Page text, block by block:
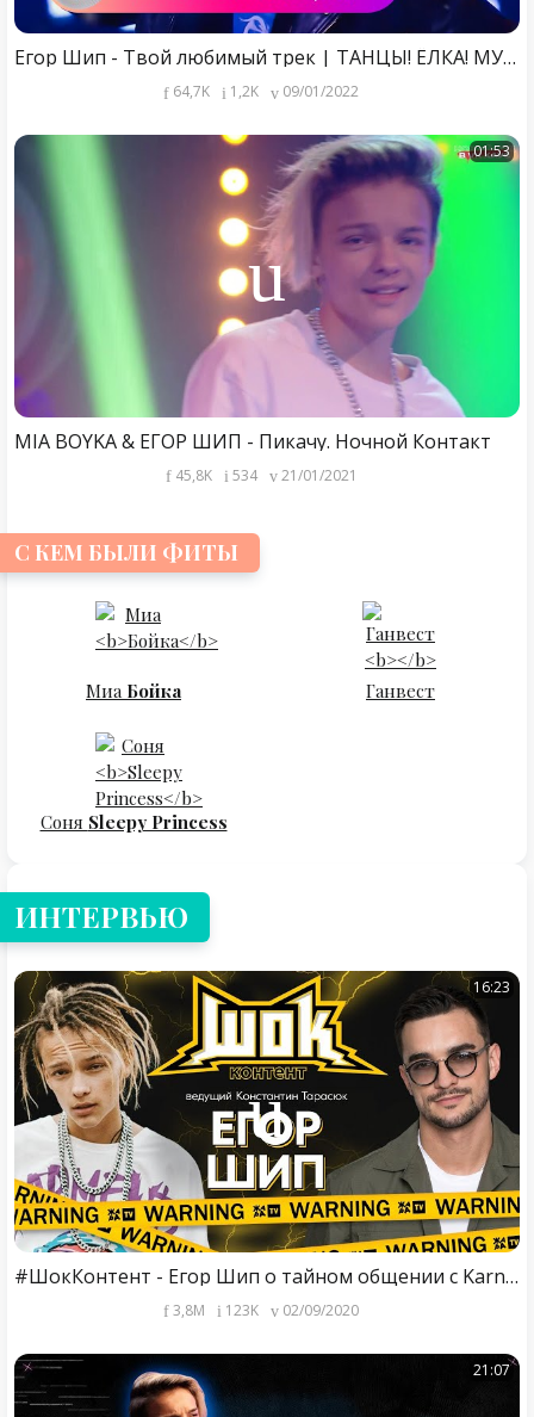
Егор Шип - Твой любимый трек | ТАНЦЫ! ЁЛКА! МУЗ-ТВ! 2022
64,7K 1,2K 09/01/2022
01:53
MIA BOYKA & ЕГОР ШИП - Пикачу. Ночной Контакт
45,8K 534 21/01/2021
С КЕМ БЫЛИ ФИТЫ
Миа Бойка Ганвест
Соня Sleepy Princess
ИНТЕРВЬЮ
16:23
#ШокКонтент - Егор Шип о тайном общении с Karna.Val, реакции на клип Егора Крида и творческих планах
3,8M 123K 02/09/2020
21:07